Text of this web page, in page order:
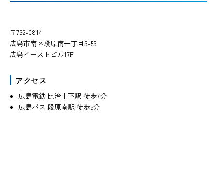
〒732-0814
広島市南区段原南一丁目3-53
広島イーストビル17F
アクセス
広島電鉄 比治山下駅 徒歩7分
広島バス 段原南駅 徒歩5分